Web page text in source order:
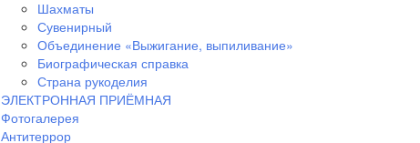
Шахматы
Сувенирный
Объединение «Выжигание, выпиливание»
Биографическая справка
Страна рукоделия
ЭЛЕКТРОННАЯ ПРИЁМНАЯ
Фотогалерея
Антитеррор